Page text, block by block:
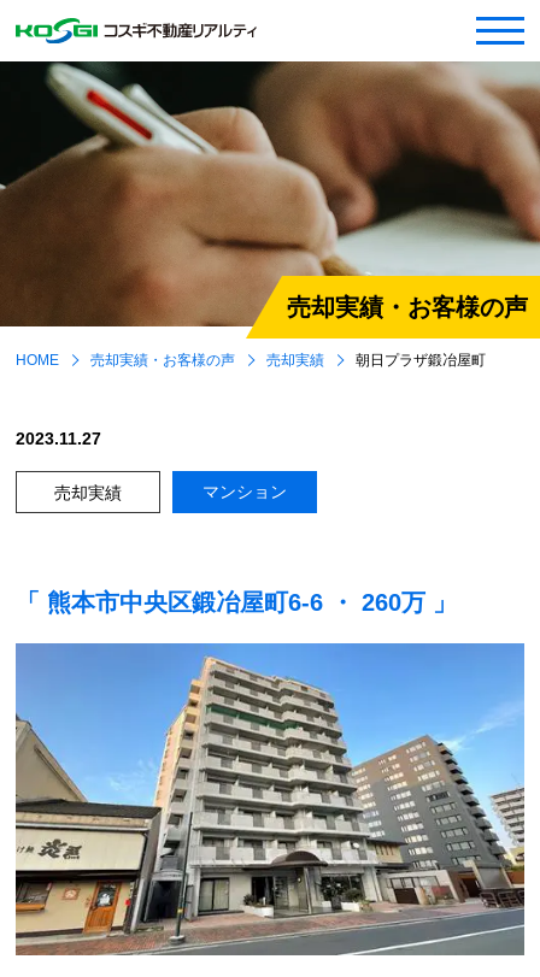
売却実績・お客様の声
HOME 売却実績・お客様の声 売却実績 朝日プラザ鍛冶屋町
2023.11.27
売却実績 マンション
「 熊本市中央区鍛冶屋町6-6 ・ 260万 」